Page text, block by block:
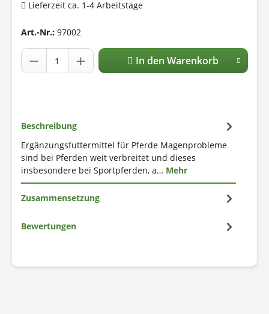
Lieferzeit ca. 1-4 Arbeitstage
Art.-Nr.: 97002
In den Warenkorb
Beschreibung
Ergänzungsfuttermittel für Pferde Magenprobleme
sind bei Pferden weit verbreitet und dieses
insbesondere bei Sportpferden, a… Mehr
Zusammensetzung
Bewertungen